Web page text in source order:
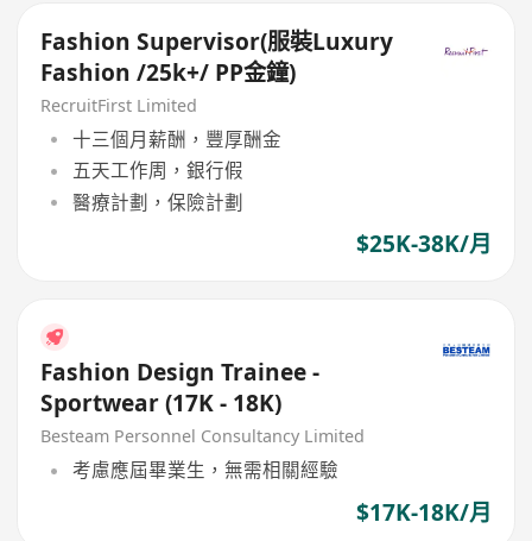
Fashion Supervisor(服裝Luxury
Fashion /25k+/ PP金鐘)
RecruitFirst Limited
十三個月薪酬，豐厚酬金
五天工作周，銀行假
醫療計劃，保險計劃
$25K-38K/月
Fashion Design Trainee -
Sportwear (17K - 18K)
Besteam Personnel Consultancy Limited
考慮應屆畢業生，無需相關經驗
$17K-18K/月